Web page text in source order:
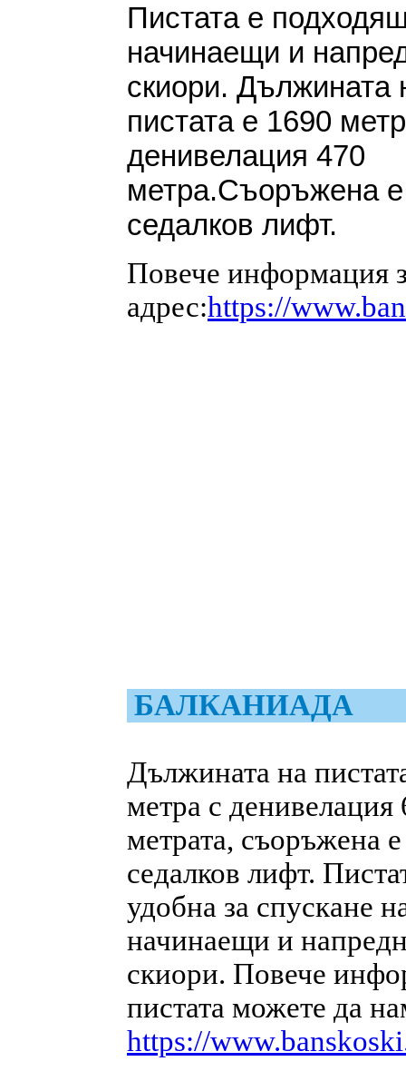
Пистата е
начинаещи и
скиори. Дължината
пистата е 1690
денивелация 470
метра.Съоръжена
седалков лифт.
Повече информация
адрес:https://
БАЛКАНИАДА
Дължината на
метра с денивелация
метрата, съоръжена
седалков лифт.
удобна за спускане
начинаещи и
скиори. Повече
пистата можете да
https://